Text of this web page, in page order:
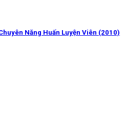
Năng Huấn Luyện Viên (2010)